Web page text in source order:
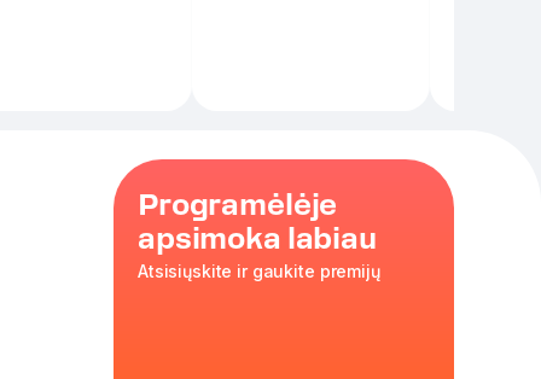
Programėlėje
apsimoka labiau
Atsisiųskite ir gaukite premijų